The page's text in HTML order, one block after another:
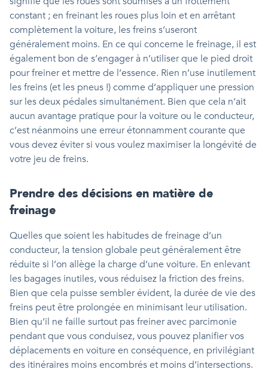
constant ; en freinant les roues plus loin et en arrêtant
complètement la voiture, les freins s’useront
généralement moins. En ce qui concerne le freinage, il est
également bon de s’engager à n’utiliser que le pied droit
pour freiner et mettre de l’essence. Rien n’use inutilement
les freins (et les pneus !) comme d’appliquer une pression
sur les deux pédales simultanément. Bien que cela n’ait
aucun avantage pratique pour la voiture ou le conducteur,
c’est néanmoins une erreur étonnamment courante que
vous devez éviter si vous voulez maximiser la longévité de
votre jeu de freins.
Prendre des décisions en matière de
freinage
Quelles que soient les habitudes de freinage d’un
conducteur, la tension globale peut généralement être
réduite si l’on allège la charge d’une voiture. En enlevant
les bagages inutiles, vous réduisez la friction des freins.
Bien que cela puisse sembler évident, la durée de vie des
freins peut être prolongée en minimisant leur utilisation.
Bien qu’il ne faille surtout pas freiner avec parcimonie
pendant que vous conduisez, vous pouvez planifier vos
déplacements en voiture en conséquence, en privilégiant
des itinéraires moins encombrés et moins d’intersections.